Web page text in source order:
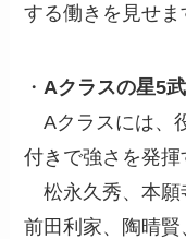
する働きを見せま
・ Aクラスの星5
Aクラスには、
付きで強さを発揮
松永久秀、本願
前田利家、陶晴